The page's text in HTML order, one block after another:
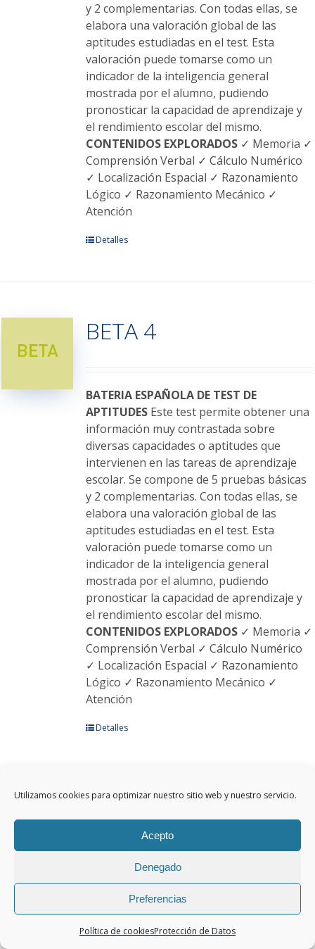
Utilizamos cookies para optimizar nuestro sitio web y nuestro servicio.
Acepto
Denegado
Preferencias
Política de cookiesProtección de Datos
y 2 complementarias. Con todas ellas, se
elabora una valoración global de las
aptitudes estudiadas en el test. Esta
valoración puede tomarse como un
indicador de la inteligencia general
mostrada por el alumno, pudiendo
pronosticar la capacidad de aprendizaje y
el rendimiento escolar del mismo.
CONTENIDOS EXPLORADOS✓ Memoria ✓
Comprensión Verbal ✓ Cálculo Numérico
✓ Localización Espacial ✓ Razonamiento
Lógico ✓ Razonamiento Mecánico ✓
Atención
Este
Las
opciones
elegir
en
la
página
de
producto
Detalles
BETA 4
BATERIA ESPAÑOLA DE TEST DE
APTITUDESEste test permite obtener una
información muy contrastada sobre
diversas capacidades o aptitudes que
intervienen en las tareas de aprendizaje
escolar. Se compone de 5 pruebas básicas
y 2 complementarias. Con todas ellas, se
elabora una valoración global de las
aptitudes estudiadas en el test. Esta
valoración puede tomarse como un
indicador de la inteligencia general
mostrada por el alumno, pudiendo
pronosticar la capacidad de aprendizaje y
el rendimiento escolar del mismo.
CONTENIDOS EXPLORADOS✓ Memoria ✓
Comprensión Verbal ✓ Cálculo Numérico
✓ Localización Espacial ✓ Razonamiento
Lógico ✓ Razonamiento Mecánico ✓
Atención
Este
variantes.
se
elegir
la
página
Detalles
BETA 5
BATERIA ESPAÑOLA DE TEST DE
APTITUDESEste test permite obtener una
información muy contrastada sobre
diversas capacidades o aptitudes que